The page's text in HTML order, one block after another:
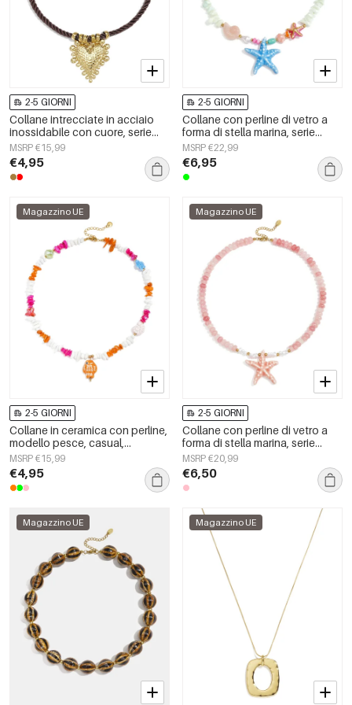
2-5 GIORNI
Collane intrecciate in acciaio
inossidabile con cuore, serie
Simple Daily Simple, gioielli da
donna
MSRP €15,99
€4,95
2-5 GIORNI
Collane con perline di vetro a
forma di stella marina, serie
&quot;Vacanze/Spiaggia
Romantica&quot;, gioielli da
donna.
MSRP €22,99
€6,95
Magazzino UE
2-5 GIORNI
Collane in ceramica con perline,
modello pesce, casual,
quotidiane, romantiche, gioielli
da donna
MSRP €15,99
€4,95
Magazzino UE
2-5 GIORNI
Collane con perline di vetro a
forma di stella marina, serie
&quot;Vacanze/Spiaggia
Romantica&quot;, gioielli da
donna.
MSRP €20,99
€6,50
Magazzino UE Magazzino UE